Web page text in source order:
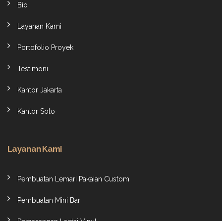
Bio
Layanan Kami
Portofolio Proyek
Testimoni
Kantor Jakarta
Kantor Solo
Layanan Kami
Pembuatan Lemari Pakaian Custom
Pembuatan Mini Bar